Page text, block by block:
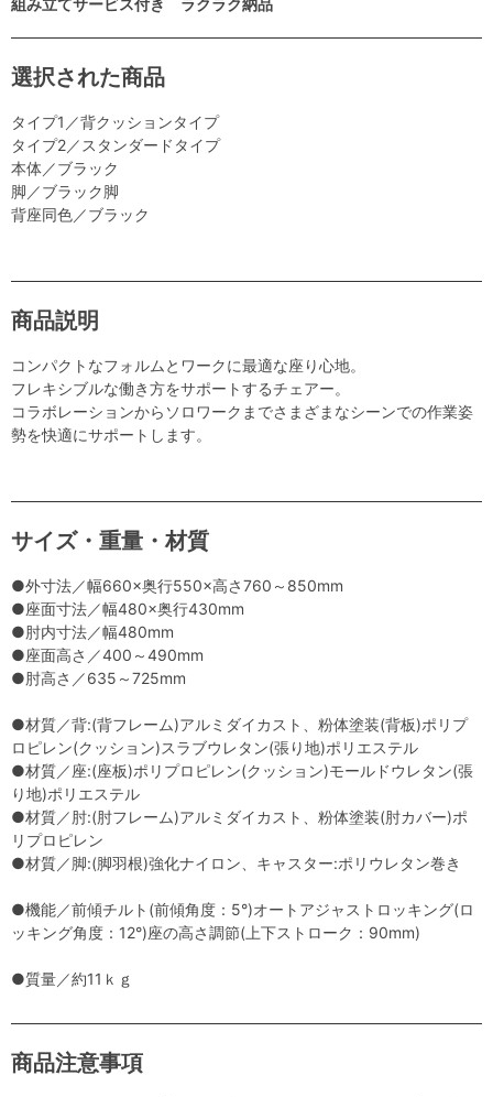
組み立てサービス付き ラクラク納品
選択された商品
タイプ1／背クッションタイプ
タイプ2／スタンダードタイプ
本体／ブラック
脚／ブラック脚
背座同色／ブラック
商品説明
コンパクトなフォルムとワークに最適な座り心地。
フレキシブルな働き方をサポートするチェアー。
コラボレーションからソロワークまでさまざまなシーンでの作業姿
勢を快適にサポートします。
サイズ・重量・材質
●外寸法／幅660×奥行550×高さ760～850mm
●座面寸法／幅480×奥行430mm
●肘内寸法／幅480mm
●座面高さ／400～490mm
●肘高さ／635～725mm
●材質／背:(背フレーム)アルミダイカスト、粉体塗装(背板)ポリプ
ロピレン(クッション)スラブウレタン(張り地)ポリエステル
●材質／座:(座板)ポリプロピレン(クッション)モールドウレタン(張
り地)ポリエステル
●材質／肘:(肘フレーム)アルミダイカスト、粉体塗装(肘カバー)ポ
リプロピレン
●材質／脚:(脚羽根)強化ナイロン、キャスター:ポリウレタン巻き
●機能／前傾チルト(前傾角度：5°)オートアジャストロッキング(ロ
ッキング角度：12°)座の高さ調節(上下ストローク：90mm)
●質量／約11ｋｇ
商品注意事項